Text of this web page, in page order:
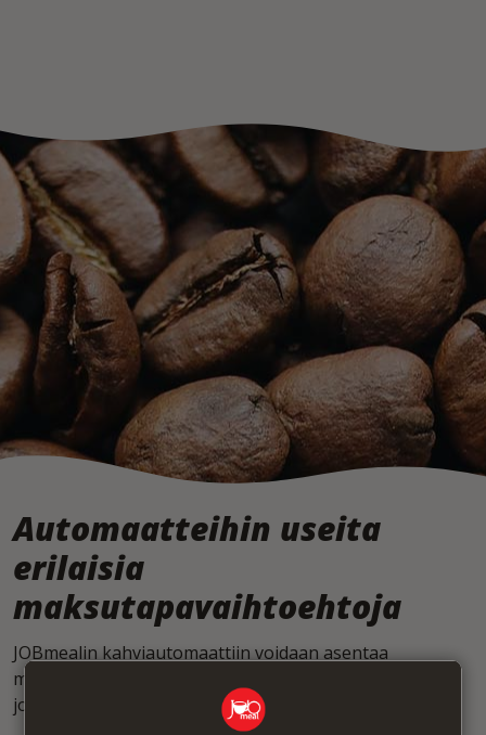
10-50 hlö
Automaatteihin useita
erilaisia
maksutapavaihtoehtoja
JOBmealin kahviautomaattiin voidaan asentaa
maksujärjestelmä tai sen voi asettaa vapaakäytölle,
jolloin käyttäjien ei tarvitse maksaa tuotteista.